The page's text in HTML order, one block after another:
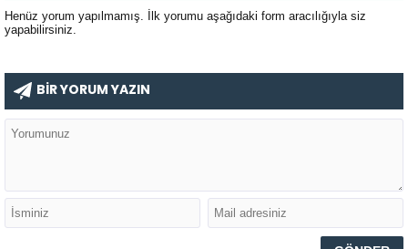
Henüz yorum yapılmamış. İlk yorumu aşağıdaki form aracılığıyla siz
yapabilirsiniz.
BİR YORUM YAZIN